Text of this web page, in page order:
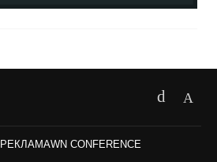
РЕКЛАМАWN CONFERENCE